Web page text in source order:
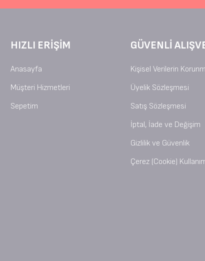
HIZLI ERIŞIM
Anasayfa
Müşteri Hizmetleri
Sepetim
GÜVENLI
Kişisel Verilerin
Üyelik Sözleşmesi
Satış Sözleşmesi
İptal, İade ve Değişim
Gizlilik ve Güvenlik
Çerez (Cookie)